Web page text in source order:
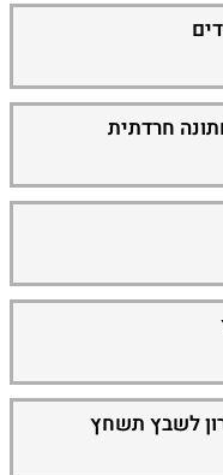
חרדתית
לשבץ תשחץ